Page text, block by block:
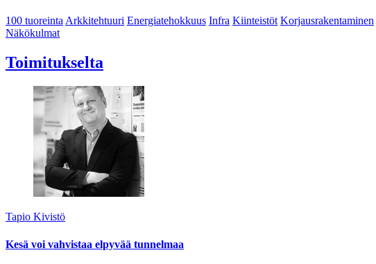
100 tuoreintaArkkitehtuuri Energiatehokkuus Infra Kiinteistöt Korjausrakentaminen
Näkökulmat
Toimitukselta
Tapio Kivistö
Kesä voi vahvistaa elpyvää tunnelmaa